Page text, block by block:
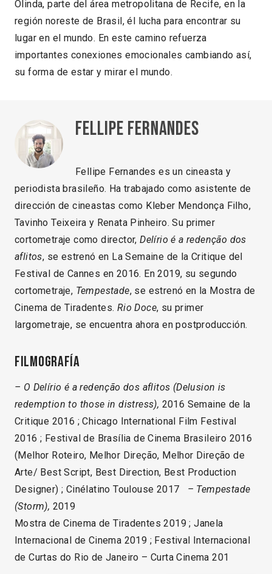
Olinda, parte del área metropolitana de Recife, en la
región noreste de Brasil, él lucha para encontrar su
lugar en el mundo. En este camino refuerza
importantes conexiones emocionales cambiando así,
su forma de estar y mirar el mundo.
Fellipe Fernandes
Fellipe Fernandes es un cineasta y
periodista brasileño. Ha trabajado como asistente de
dirección de cineastas como Kleber Mendonça Filho,
Tavinho Teixeira y Renata Pinheiro. Su primer
cortometraje como director,Delírio é a redenção dos
aflitos, se estrenó en La Semaine de la Critique del
Festival de Cannes en 2016. En 2019, su segundo
cortometraje, Tempestade, se estrenó en la Mostra de
Cinema de Tiradentes. Rio Doce, su primer
largometraje, se encuentra ahora en postproducción.
Filmografía
– O Delírio é a redenção dos aflitos (Delusion is
redemption to those in distress), 2016 Semaine de la
Critique 2016 ; Chicago International Film Festival
2016 ; Festival de Brasília de Cinema Brasileiro 2016
(Melhor Roteiro, Melhor Direção, Melhor Direção de
Arte/ Best Script, Best Direction, Best Production
Designer) ; Cinélatino Toulouse 2017 – Tempestade
(Storm), 2019
Mostra de Cinema de Tiradentes 2019 ; Janela
Internacional de Cinema 2019 ; Festival Internacional
de Curtas do Rio de Janeiro – Curta Cinema 201